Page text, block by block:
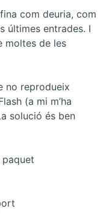
com deuria, com
últimes entrades. I
moltes de les
no reprodueix
(a mi m’ha
solució és ben
paquet